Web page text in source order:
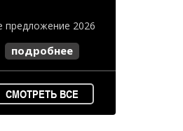
предложение 2026
подробнее
СМОТРЕТЬ ВСЕ